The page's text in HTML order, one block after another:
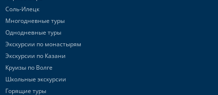
Соль-Илецк
Многодневные туры
Однодневные туры
Экскурсии по монастырям
Экскурсии по Казани
Круизы по Волге
Школьные экскурсии
Горящие туры